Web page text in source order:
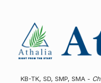
KB-TK, SD, SMP, SMA -